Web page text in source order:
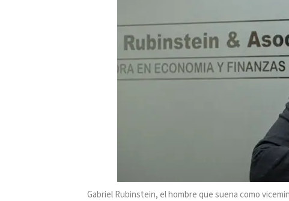
Gabriel Rubinstein, el hombre que suena como